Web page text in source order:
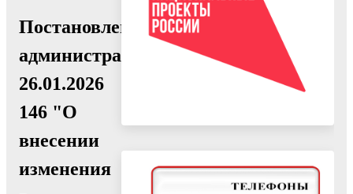
Постановление
администрации
26.01.2026
146 "О
внесении
изменения